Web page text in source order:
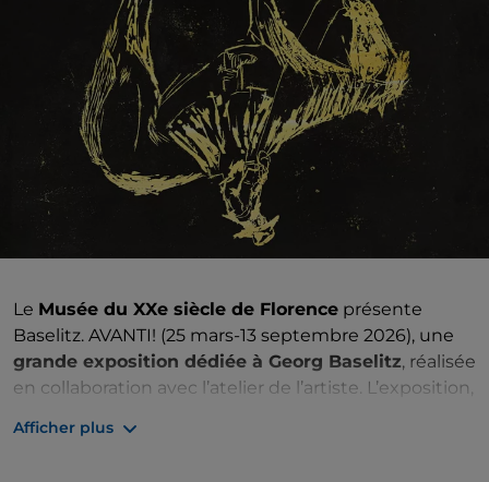
Le Musée du XXe siècle de Florence présente
Baselitz. AVANTI! (25 mars-13 septembre 2026), une
grande exposition dédiée à Georg Baselitz, réalisée
en collaboration avec l’atelier de l’artiste. L’exposition,
œuvres entre gravures, peintures et sculptures
Afficher plus